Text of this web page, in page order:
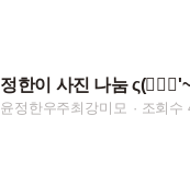
정한이 사진 나눔 ς(๑⃙⃘
윤정한우주최강미모 조회수